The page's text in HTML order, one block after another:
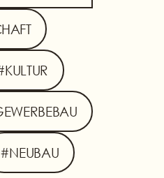
#NEUBAU